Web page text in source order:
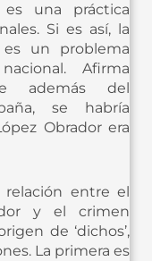
una práctica
Si es así, la
es un problema
Afirma
además del
se habría
Obrador era
entre el
y el crimen
de ‘dichos’,
La primera es